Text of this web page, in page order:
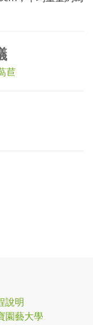
苣
說明
園藝大學